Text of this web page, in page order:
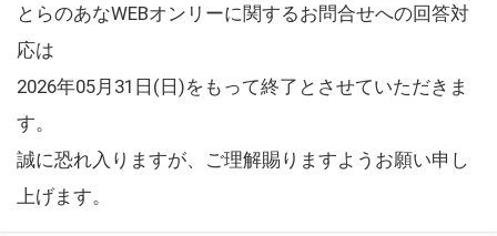
とらのあなWEBオンリーに関するお問合せへの回答対
応は
2026年05月31日(日)をもって終了とさせていただきま
す。
誠に恐れ入りますが、ご理解賜りますようお願い申し
上げます。